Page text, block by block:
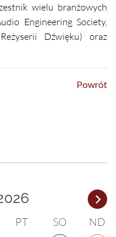
wielu branżowych
Engineering Society,
Dźwięku) oraz
Powrót
PT SO ND